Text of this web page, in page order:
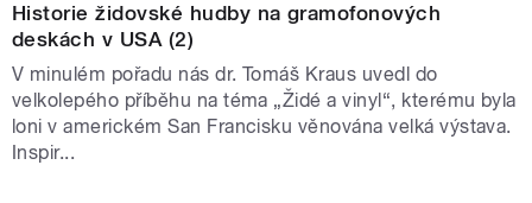
Historie židovské hudby na gramofonových
deskách v USA (2)
V minulém pořadu nás dr. Tomáš Kraus uvedl do
velkolepého příběhu na téma „Židé a vinyl“, kterému byla
loni v americkém San Francisku věnována velká výstava.
Inspir...